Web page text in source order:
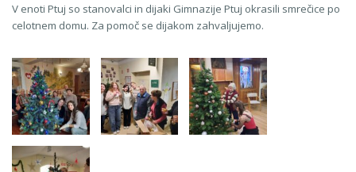
V enoti Ptuj so stanovalci in dijaki Gimnazije Ptuj okrasili smrečice po
celotnem domu. Za pomoč se dijakom zahvaljujemo.